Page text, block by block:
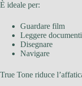
È ideale per:
Guardare film
Leggere documenti
Disegnare
Navigare
True Tone riduce